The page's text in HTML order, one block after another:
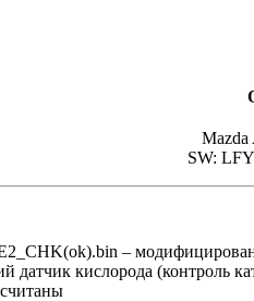
Mazda
SW:
–
датчик кислорода (контроль